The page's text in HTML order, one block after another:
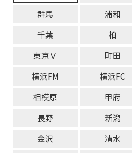
群馬
浦和
千葉
柏
東京Ｖ
町田
横浜FM
横浜FC
相模原
甲府
長野
新潟
金沢
清水